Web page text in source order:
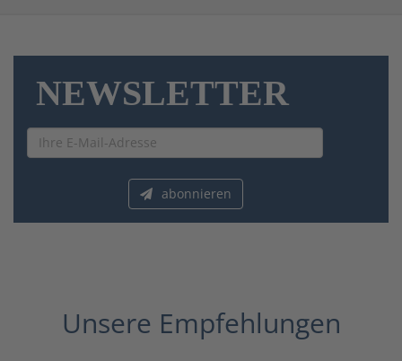
NEWSLETTER
Newsletter
abonnieren
Unsere Empfehlungen